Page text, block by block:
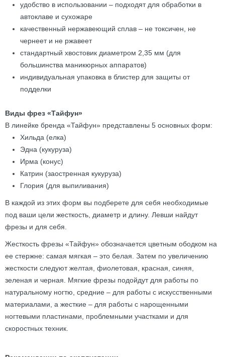
удобство в использовании – подходят для обработки в
автоклаве и сухожаре
качественный нержавеющий сплав – не токсичен, не
чернеет и не ржавеет
стандартный хвостовик диаметром 2,35 мм (для
большинства маникюрных аппаратов)
индивидуальная упаковка в блистер для защиты от
подделки
Виды фрез «Тайфун»
В линейке бренда «Тайфун» представлены 5 основных форм:
Хильда (елка)
Эдна (кукуруза)
Ирма (конус)
Катрин (заостренная кукуруза)
Глория (для выпиливания)
В каждой из этих форм вы подберете для себя необходимые
под ваши цели жесткость, диаметр и длину. Левши найдут
фрезы и для себя.
Жесткость фрезы «Тайфун» обозначается цветным ободком на
ее стержне: самая мягкая – это белая. Затем по увеличению
жесткости следуют желтая, фиолетовая, красная, синяя,
зеленая и черная. Мягкие фрезы подойдут для работы по
натуральному ногтю, средние – для работы с искусственными
материалами, а жесткие – для работы с нарощенными
ногтевыми пластинами, проблемными участками и для
скоростных техник.